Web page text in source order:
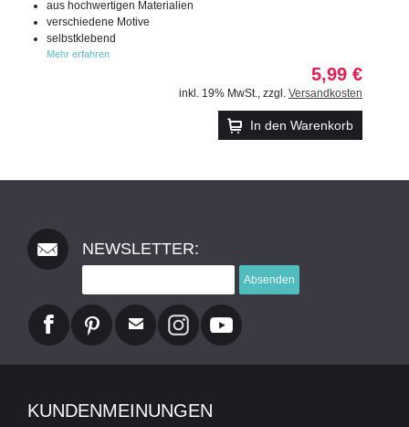
aus hochwertigen Materialien
verschiedene Motive
selbstklebend
Mehr erfahren
5,99 €
inkl. 19% MwSt. zzgl. Versandkosten
In den Warenkorb
NEWSLETTER:
Absenden
KUNDENMEINUNGEN